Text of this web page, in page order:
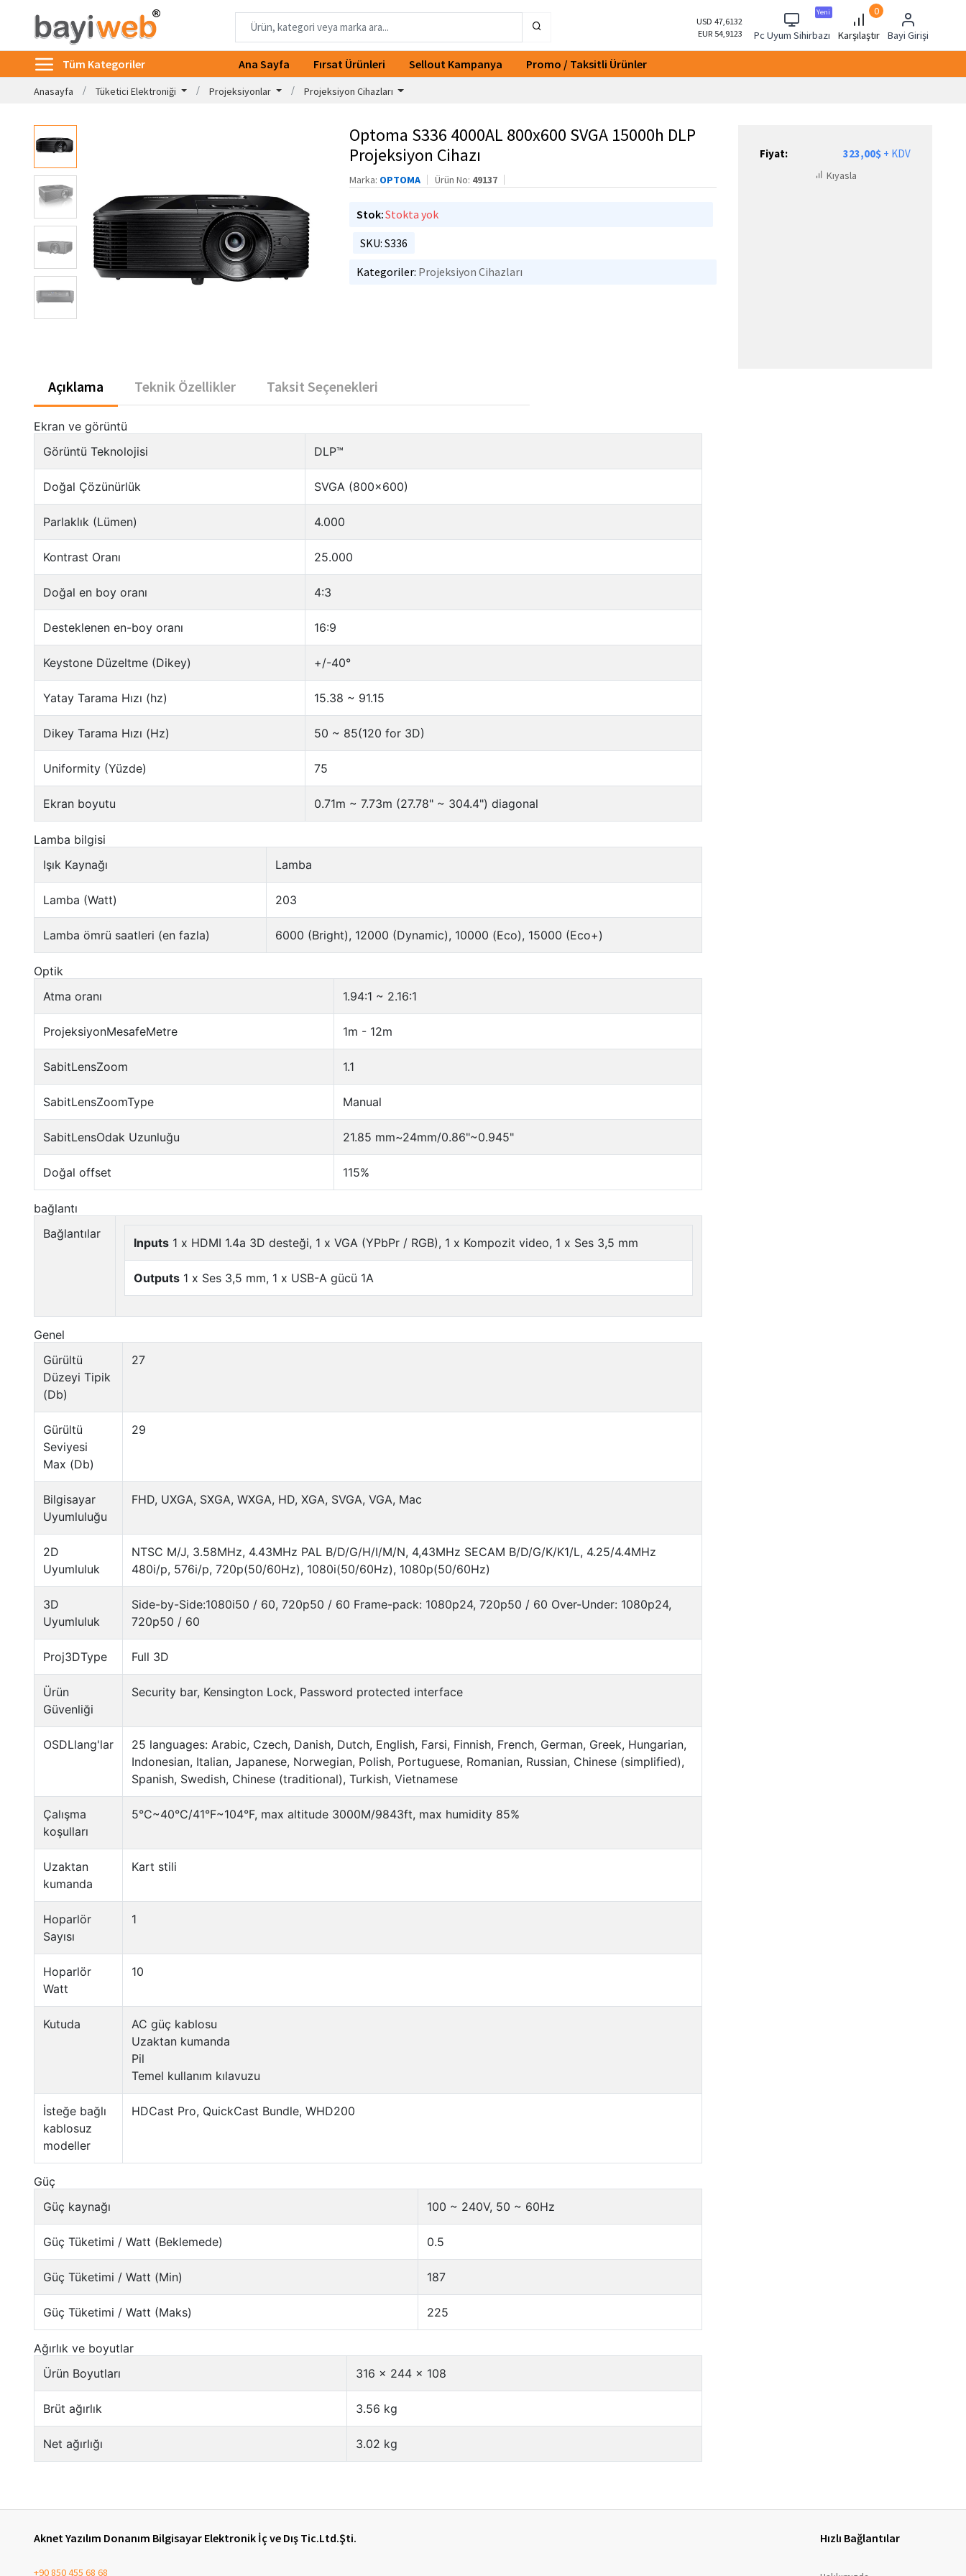
USD 47,6132
EUR 54,9123
Pc Uyum Sihirbazı
Yeni
Karşılaştır
0
Bayi Girişi
Tüm Kategoriler Ana Sayfa Fırsat Ürünleri Sellout Kampanya Promo / Taksitli Ürünler
Anasayfa Tüketici Elektroniği Projeksiyonlar Projeksiyon Cihazları
Optoma S336 4000AL 800x600 SVGA 15000h DLP
Projeksiyon Cihazı
Marka: OPTOMA Ürün No: 49137
Stok:Stokta yok
SKU: S336
Kategoriler: Projeksiyon Cihazları
Fiyat: 323,00$ + KDV
Kıyasla
Açıklama Teknik Özellikler Taksit Seçenekleri
Aknet Yazılım Donanım Bilgisayar Elektronik İç ve Dış Tic.Ltd.Şti.
+90 850 455 68 68
Hızlı Bağlantılar